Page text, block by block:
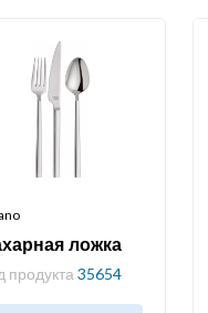
ложка
продукта35654